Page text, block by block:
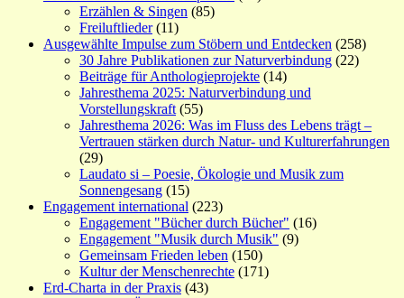
Erzählen & Singen (85)
Freiluftlieder(11)
Ausgewählte Impulse zum Stöbern und Entdecken (258)
30 Jahre Publikationen zur Naturverbindung (22)
Beiträge für Anthologieprojekte (14)
Jahresthema 2025: Naturverbindung und
Vorstellungskraft (55)
Jahresthema 2026: Was im Fluss des Lebens trägt –
Vertrauen stärken durch Natur- und Kulturerfahrungen
(29)
Laudato si – Poesie, Ökologie und Musik zum
Sonnengesang (15)
Engagement international (223)
Engagement "Bücher durch Bücher" (16)
Engagement "Musik durch Musik" (9)
Gemeinsam Frieden leben (150)
Kultur der Menschenrechte (171)
Erd-Charta in der Praxis (43)